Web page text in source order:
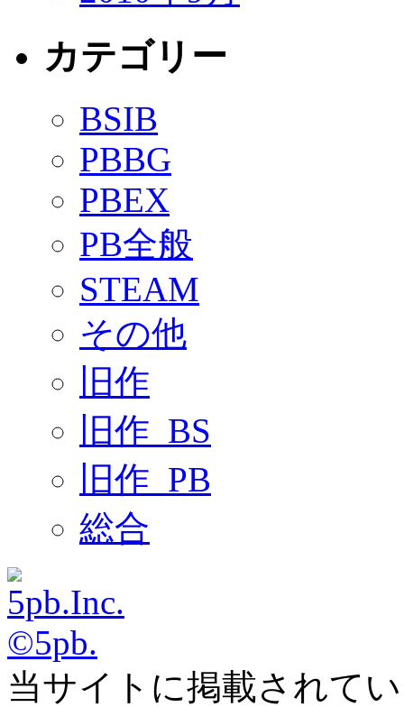
カテゴリー
BSIB
PBBG
PBEX
PB全般
STEAM
その他
旧作
旧作_BS
旧作_PB
総合
©5pb.
当サイトに掲載されて